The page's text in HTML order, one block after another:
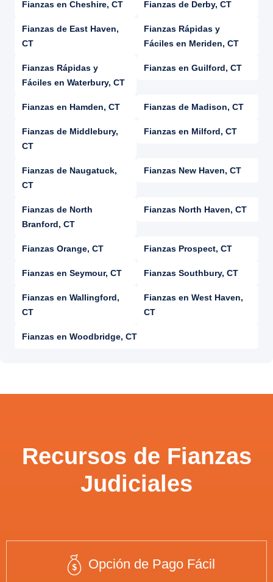
Fianzas en Cheshire, CT Fianzas de Derby, CT
Fianzas de East Haven,
CT
Fianzas Rápidas y
Fáciles en Meriden, CT
Fianzas Rápidas y
Fáciles en Waterbury, CT
Fianzas en Guilford, CT
Fianzas en Hamden, CT Fianzas de Madison, CT
Fianzas de Middlebury,
CT
Fianzas en Milford, CT
Fianzas de Naugatuck,
CT
Fianzas New Haven, CT
Fianzas de North
Branford, CT
Fianzas North Haven, CT
Fianzas Orange, CT Fianzas Prospect, CT
Fianzas en Seymour, CT Fianzas Southbury, CT
Fianzas en Wallingford,
CT
Fianzas en West Haven,
CT
Fianzas en Woodbridge, CT
Recursos de Fianzas
Judiciales
Opción de Pago Fácil